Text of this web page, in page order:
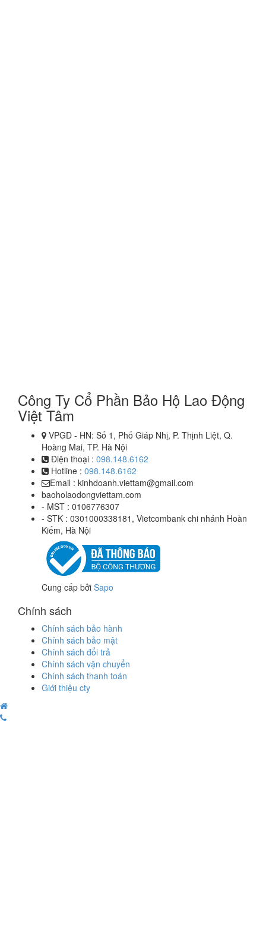
Công Ty Cổ Phần Bảo Hộ Lao Động
Việt Tâm
VPGD - HN: Số 1, Phố Giáp Nhị, P. Thịnh Liệt, Q.
Hoàng Mai, TP. Hà Nội
Điện thoại : 098.148.6162
Hotline : 098.148.6162
Email : kinhdoanh.viettam@gmail.com
baoholaodongviettam.com
- MST : 0106776307
- STK : 0301000338181, Vietcombank chi nhánh Hoàn
Kiếm, Hà Nội
Cung cấp bởi Sapo
Chính sách
Chính sách bảo hành
Chính sách bảo mật
Chính sách đổi trả
Chính sách vận chuyển
Chính sách thanh toán
Giới thiệu cty